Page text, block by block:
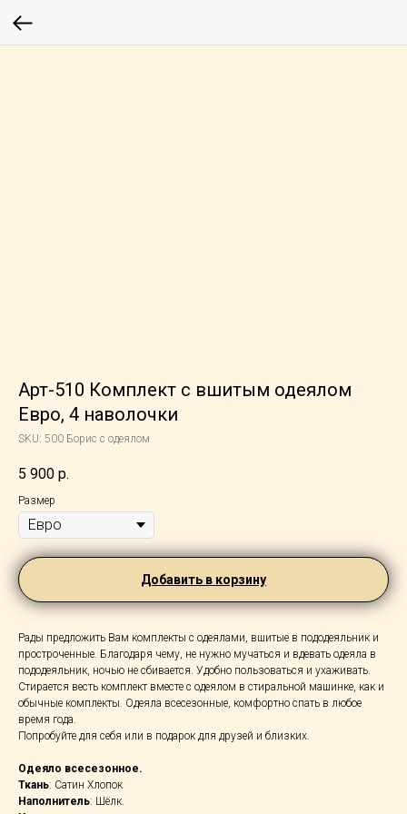
Арт-510 Комплект с вшитым одеялом
Евро, 4 наволочки
SKU: 500 Борис с одеялом
5 900 р.
Размер
Добавить в корзину
Рады предложить Вам комплекты с одеялами, вшитые в пододеяльник и
простроченные. Благодаря чему, не нужно мучаться и вдевать одеяла в
пододеяльник, ночью не сбивается. Удобно пользоваться и ухаживать.
Стирается весть комплект вместе с одеялом в стиральной машинке, как и
обычные комплекты. Одеяла всесезонные, комфортно спать в любое
время года.
Попробуйте для себя или в подарок для друзей и близких.
Одеяло всесезонное.
Ткань: Сатин Хлопок
Наполнитель: Шёлк.